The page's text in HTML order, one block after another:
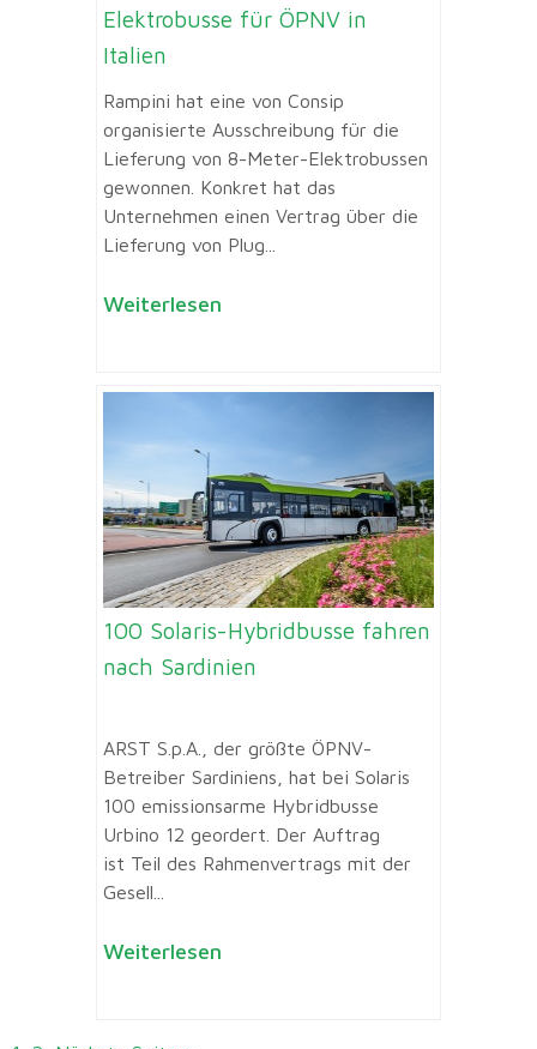
Elektrobusse für ÖPNV in
Italien
Rampini hat eine von Consip
organisierte Ausschreibung für die
Lieferung von 8-Meter-Elektrobussen
gewonnen. Konkret hat das
Unternehmen einen Vertrag über die
Lieferung von Plug...
Weiterlesen
100 Solaris-Hybridbusse fahren
nach Sardinien
ARST S.p.A., der größte ÖPNV-
Betreiber Sardiniens, hat bei Solaris
100 emissionsarme Hybridbusse
Urbino 12 geordert. Der Auftrag
ist Teil des Rahmenvertrags mit der
Gesell...
Weiterlesen